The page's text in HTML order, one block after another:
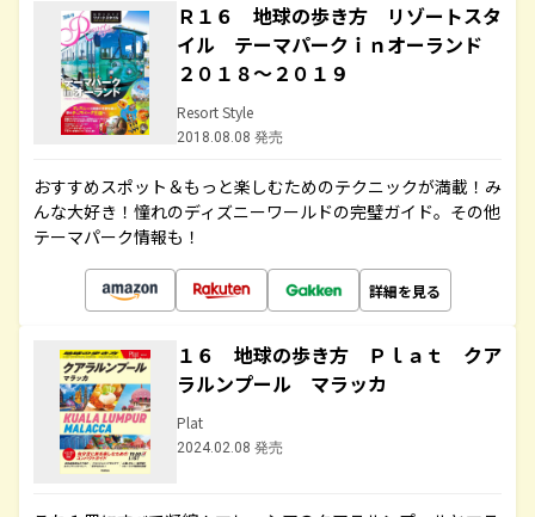
Ｒ１６ 地球の歩き方 リゾートスタ
イル テーマパークｉｎオーランド
２０１８～２０１９
Resort Style
2018.08.08 発売
おすすめスポット＆もっと楽しむためのテクニックが満載！み
んな大好き！憧れのディズニーワールドの完璧ガイド。その他
テーマパーク情報も！
詳細を見る
１６ 地球の歩き方 Ｐｌａｔ クア
ラルンプール マラッカ
Plat
2024.02.08 発売